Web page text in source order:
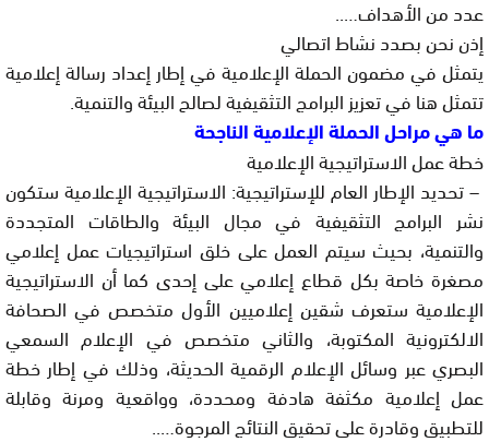
عدد من الأهداف…..
إذن نحن بصدد نشاط اتصالي
يتمثل في مضمون الحملة الإعلامية في إطار إعداد رسالة إعلامية
تتمثل هنا في تعزيز البرامج التثقيفية لصالح البيئة والتنمية.
ما هي مراحل الحملة الإعلامية الناجحة
خطة عمل الاستراتيجية الإعلامية
– تحديد الإطار العام للإستراتيجية: الاستراتيجية الإعلامية ستكون
نشر البرامج التثقيفية في مجال البيئة والطاقات المتجددة
والتنمية، بحيث سيتم العمل على خلق استراتيجيات عمل إعلامي
مصغرة خاصة بكل قطاع إعلامي على إحدى كما أن الاستراتيجية
الإعلامية ستعرف شقين إعلاميين الأول متخصص في الصحافة
الالكترونية المكتوبة، والثاني متخصص في الإعلام السمعي
البصري عبر وسائل الإعلام الرقمية الحديثة، وذلك في إطار خطة
عمل إعلامية مكثفة هادفة ومحددة، وواقعية ومرنة وقابلة
للتطبيق وقادرة على تحقيق النتائج المرجوة…..